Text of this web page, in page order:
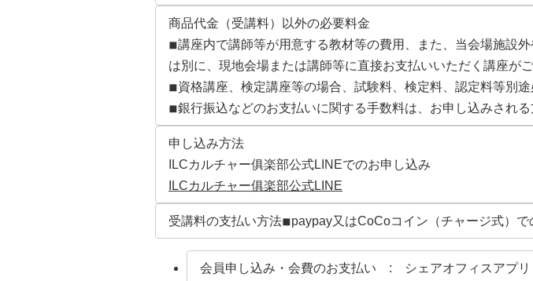
商品代金（受講料）以外の必要料金
◾︎講座内で講師等が用意する教材等の費用、また、当会場施設
は別に、現地会場または講師等に直接お支払いいただく講座がご
◾︎資格講座、検定講座等の場合、試験料、検定料、認定料等別
◾︎銀行振込などのお支払いに関する手数料は、お申し込みされる
申し込み方法
ILCカルチャー俱楽部公式LINEでのお申し込み
ILCカルチャー俱楽部公式LINE
受講料の支払い方法◾︎paypay又はCoCoコイン（チャージ式）
会員申し込み・会費のお支払い :
シェアオフィスアプ